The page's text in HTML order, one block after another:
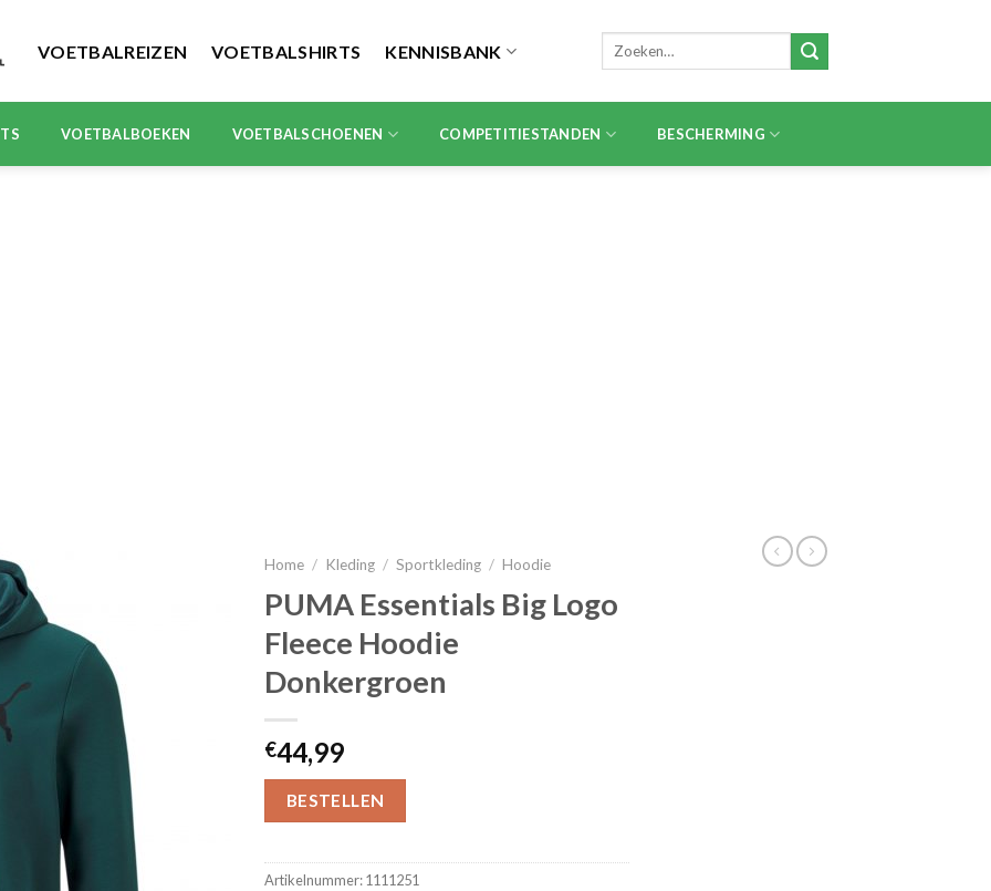
VOETBALREIZEN VOETBALSHIRTS KENNISBANK
Zoeken
VOETBALBOEKEN VOETBALSCHOENEN COMPETITIESTANDEN BESCHERMING
Home / Kleding / Sportkleding / Hoodie
PUMA Essentials Big Logo
Fleece Hoodie
Donkergroen
€44,99
BESTELLEN
Artikelnummer:1111251